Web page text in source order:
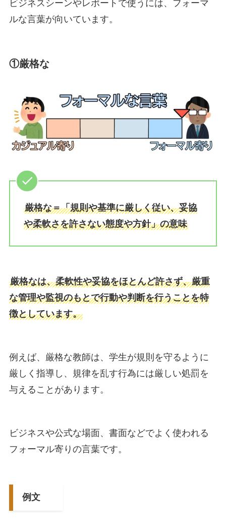
ビジネスシーンやレポートで使うには、フォーマ
ルな言葉が向いています。
①厳格な
厳格な＝「規則や基準に厳しく従い、妥協
や柔軟さを許さない態度や方針」の意味
厳格なは、柔軟性や妥協をほとんど許さず、厳重
な管理や監視のもとで行動や判断を行うことを特
徴としています。
例えば、厳格な教師は、学生が規則を守るように
厳しく指導し、規律を乱す行為には厳しい処罰を
与えることがあります。
ビジネスや公式な場面、書面などでよく使われる
フォーマル寄りの言葉です。
例文